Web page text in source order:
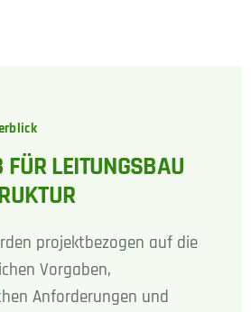
LEITUNGSBAU
projektbezogen auf die
Vorgaben,
Anforderungen und